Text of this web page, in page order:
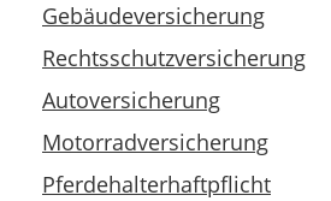
Gebäudeversicherung
Rechtsschutzversicherung
Autoversicherung
Motorradversicherung
Pferdehalterhaftpflicht